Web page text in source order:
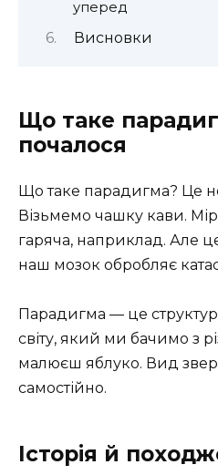
уперед
Висновки
Що таке
почалося
Що таке парадигма? Це
Візьмемо чашку кави.
гаряча, наприклад. Але
наш мозок обробляє
Парадигма — це
світу, який ми бачимо з
малюєш яблуко. Вид
самостійно.
Історія й